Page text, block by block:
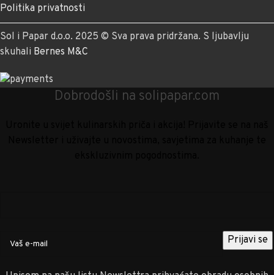
Politika privatnosti
Sol i Papar d.o.o. 2025 © Sva prava pridržana. S ljubavlju
skuhali Bernes M&C
Dobrodošli na solipapar.com